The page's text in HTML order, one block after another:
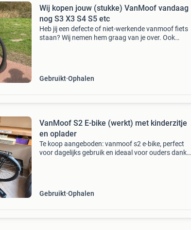
Wij kopen jouw (stukke) VanMoof vandaag
nog S3 X3 S4 S5 etc
Heb jij een defecte of niet-werkende vanmoof fiets
staan? Wij nemen hem graag van je over. Ook
Gebruikt Ophalen
VanMoof S2 E-bike (werkt) met kinderzitje
en oplader
Te koop aangeboden: vanmoof s2 e-bike, perfect
voor dagelijks gebruik en ideaal voor ouders dankzij
Gebruikt Ophalen